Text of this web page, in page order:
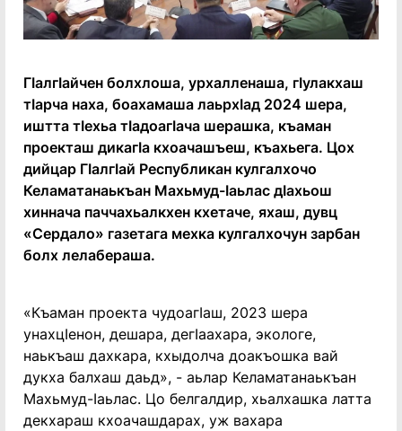
ГӀалгӀайчен болхлоша, урхалленаша, гӀулакхаш
тӀарча наха, боахамаша лаьрхӀад 2024 шера,
иштта тӀехьа тӀадоагӀача шерашка, къаман
проекташ дикагӀа кхоачашъеш, къахьега. Цох
дийцар ГӀалгӀай Республикан кулгалхочо
Келаматанаькъан Махьмуд-Ӏаьлас дӀахьош
хиннача паччахьалкхен кхетаче, яхаш, дувц
«Сердало» газетага мехка кулгалхочун зарбан
болх лелабераша.
«Къаман проекта чудоагӀаш, 2023 шера
унахцӀенон, дешара, дегӀаахара, экологе,
наькъаш дахкара, кхыдолча доакъошка вай
дукха балхаш даьд», - аьлар Келаматанаькъан
Махьмуд-Ӏаьлас. Цо белгалдир, хьалхашка латта
декхараш кхоачашдарах, уж вахара